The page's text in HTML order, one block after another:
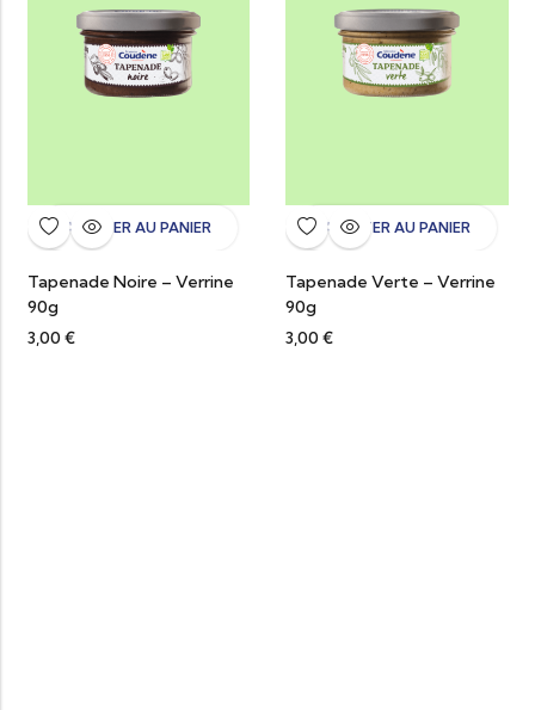
AJOUTER AU PANIER
Tapenade Noire – Verrine
90g
3,00 €
AJOUTER AU PANIER
Tapenade Verte – Verrine
90g
3,00 €